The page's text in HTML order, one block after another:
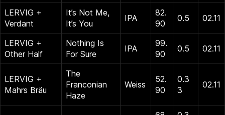
LERVIG +
Verdant
It’s Not Me,
It’s You
IPA
82.
90
0.5 02.11
LERVIG +
Other Half
Nothing Is
For Sure
IPA
99.
90
0.5 02.11
LERVIG +
Mahrs Bräu
The
Franconian
Haze
Weiss
52.
90
0.3
3
02.11